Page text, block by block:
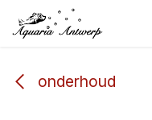
Overslaan naar inhoud
onderhoud